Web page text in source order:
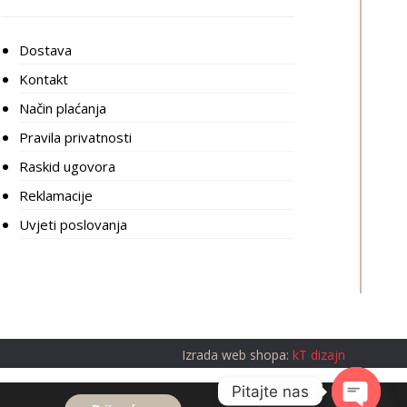
Dostava
Kontakt
Način plaćanja
Pravila privatnosti
Raskid ugovora
Reklamacije
Uvjeti poslovanja
Izrada web shopa: kT dizajn
Pitajte nas